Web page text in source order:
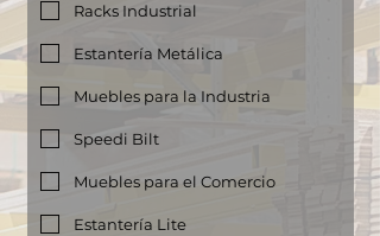
Racks Industrial
Estantería Metálica
Muebles para la Industria
Speedi Bilt
Muebles para el Comercio
Estantería Lite